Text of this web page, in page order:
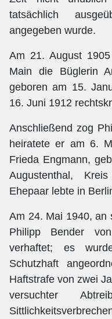
tatsächlich
angegeben wurde.
Am 21. August
Main die Büglerin
geboren am 15.
16. Juni 1912
Anschließend zog
heiratete er am 6.
Frieda Engmann,
Augustenthal,
Ehepaar lebte in
Am 24. Mai 1940, an
Philipp Bender
verhaftet; es
Schutzhaft
Haftstrafe von zwei
versuchter